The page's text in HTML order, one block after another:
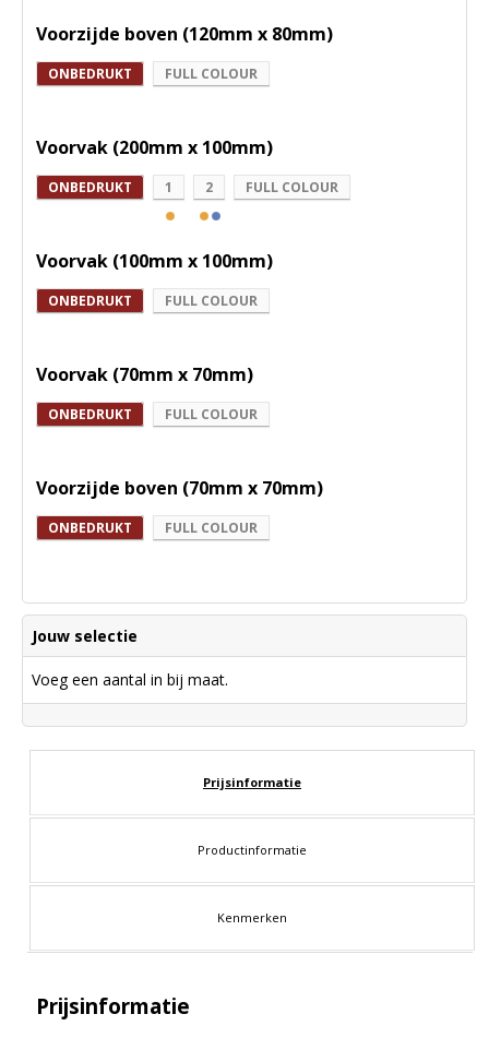
Voorzijde boven (120mm x 80mm)
ONBEDRUKT FULL COLOUR
Voorvak (200mm x 100mm)
ONBEDRUKT 1 2 FULL COLOUR
Voorvak (100mm x 100mm)
ONBEDRUKT FULL COLOUR
Voorvak (70mm x 70mm)
ONBEDRUKT FULL COLOUR
Voorzijde boven (70mm x 70mm)
ONBEDRUKT FULL COLOUR
Jouw selectie
Voeg een aantal in bij maat.
Prijsinformatie
Productinformatie
Kenmerken
Prijsinformatie